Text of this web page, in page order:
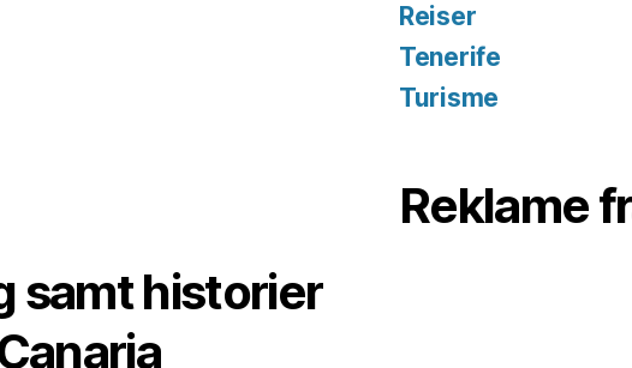
samt historier
Reiser
Tenerife
Turisme
Reklame